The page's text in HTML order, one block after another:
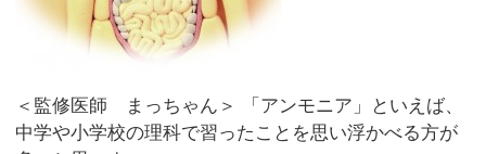
＜監修医師 まっちゃん＞ 「アンモニア」といえば、
中学や小学校の理科で習ったことを思い浮かべる方が